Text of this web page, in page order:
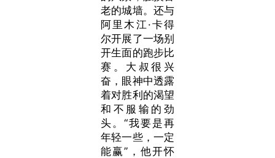
老的城墙。还与
阿里木江·卡得
尔开展了一场别
开生面的跑步比
赛。大叔很兴
奋，眼神中透露
着对胜利的渴望
和不服输的劲
头。 “我要是再
年轻一些，一定
能赢”， 他开怀